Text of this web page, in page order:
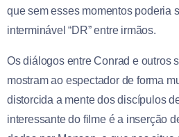
que sem esses momentos poderia
interminável “DR” entre irmãos.
Os diálogos entre Conrad e outros
mostram ao espectador de forma
distorcida a mente dos discípulos
interessante do filme é a inserção